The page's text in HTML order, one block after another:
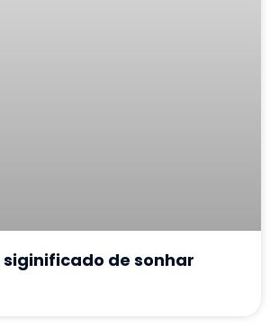
siginificado de sonhar